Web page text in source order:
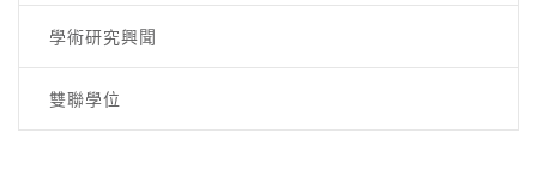
學術研究興聞
雙聯學位